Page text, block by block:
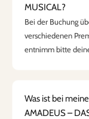
MUSICAL?
Bei der Buchung
verschiedenen
entnimm bitte
Was ist bei
AMADEUS –